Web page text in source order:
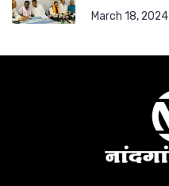
March 18, 2024